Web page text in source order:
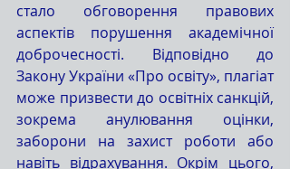
стало обговорення правових
аспектів порушення академічної
доброчесності. Відповідно до
Закону України «Про освіту», плагіат
може призвести до освітніх санкцій,
зокрема анулювання оцінки,
заборони на захист роботи або
навіть відрахування. Окрім цього,